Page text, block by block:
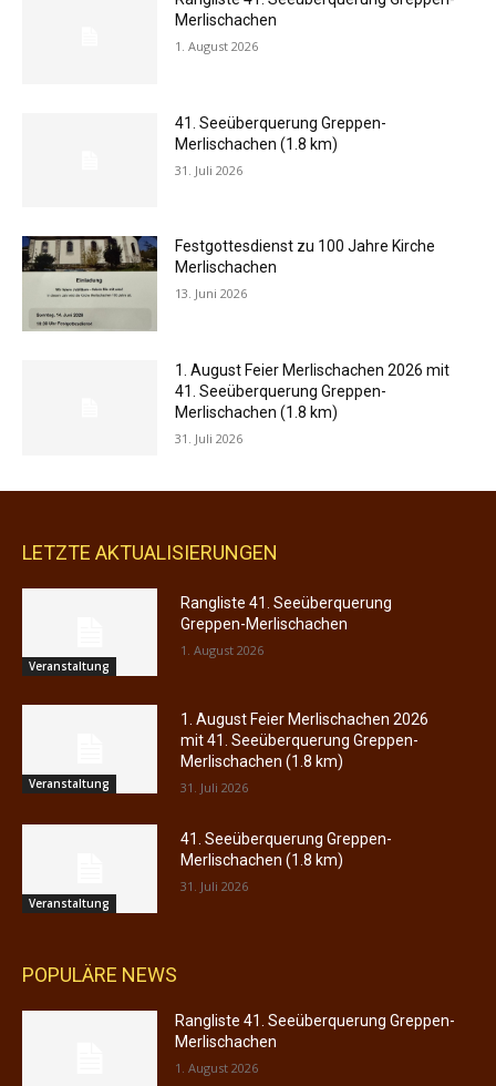
Merlischachen
1. August 2026
41. Seeüberquerung Greppen-
Merlischachen (1.8 km)
31. Juli 2026
Festgottesdienst zu 100 Jahre Kirche
Merlischachen
13. Juni 2026
1. August Feier Merlischachen 2026 mit
41. Seeüberquerung Greppen-
Merlischachen (1.8 km)
31. Juli 2026
LETZTE AKTUALISIERUNGEN
Veranstaltung
Rangliste 41. Seeüberquerung
Greppen-Merlischachen
1. August 2026
Veranstaltung
1. August Feier Merlischachen 2026
mit 41. Seeüberquerung Greppen-
Merlischachen (1.8 km)
31. Juli 2026
Veranstaltung
41. Seeüberquerung Greppen-
Merlischachen (1.8 km)
31. Juli 2026
POPULÄRE NEWS
Rangliste 41. Seeüberquerung Greppen-
Merlischachen
1. August 2026